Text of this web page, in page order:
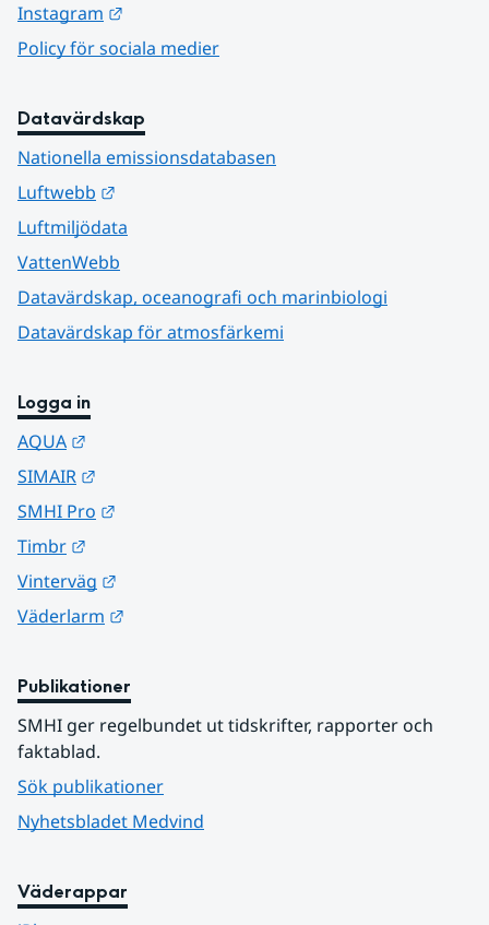
Instagram
Policy för sociala medier
Datavärdskap
Nationella emissionsdatabasen
Luftwebb
Luftmiljödata
VattenWebb
Datavärdskap, oceanografi och marinbiologi
Datavärdskap för atmosfärkemi
Logga in
AQUA
SIMAIR
SMHI Pro
Timbr
Vinterväg
Väderlarm
Publikationer
SMHI ger regelbundet ut tidskrifter, rapporter och
faktablad.
Sök publikationer
Nyhetsbladet Medvind
Väderappar